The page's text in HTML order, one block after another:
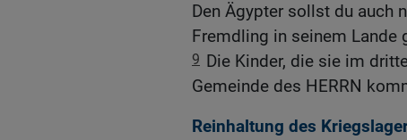
Den Ägypter sollst du auch
Fremdling in seinem Lande
9 Die Kinder, die sie im
Gemeinde des HERRN
Reinhaltung des